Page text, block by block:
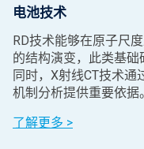
电池技术
RD技术能够在原子尺
的结构演变，此类基础
同时，X射线CT技术
机制分析提供重要依据。
了解更多 >